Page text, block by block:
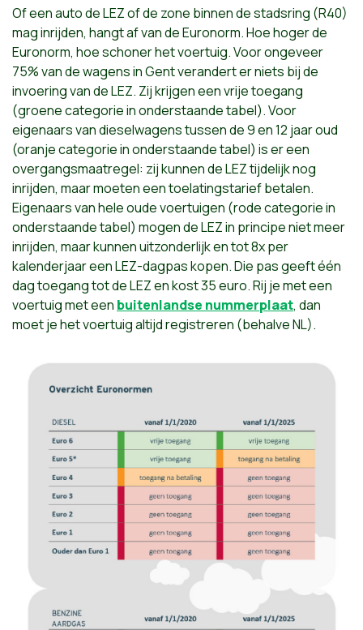
Of een auto de LEZ of de zone binnen de stadsring (R40)
mag inrijden, hangt af van de Euronorm. Hoe hoger de
Euronorm, hoe schoner het voertuig. Voor ongeveer
75% van de wagens in Gent verandert er niets bij de
invoering van de LEZ. Zij krijgen een vrije toegang
(groene categorie in onderstaande tabel). Voor
eigenaars van dieselwagens tussen de 9 en 12 jaar oud
(oranje categorie in onderstaande tabel) is er een
overgangsmaatregel: zij kunnen de LEZ tijdelijk nog
inrijden, maar moeten een toelatingstarief betalen.
Eigenaars van hele oude voertuigen (rode categorie in
onderstaande tabel) mogen de LEZ in principe niet meer
inrijden, maar kunnen uitzonderlijk en tot 8x per
kalenderjaar een LEZ-dagpas kopen. Die pas geeft één
dag toegang tot de LEZ en kost 35 euro. Rij je met een
voertuig met een buitenlandse nummerplaat, dan
moet je het voertuig altijd registreren (behalve NL).